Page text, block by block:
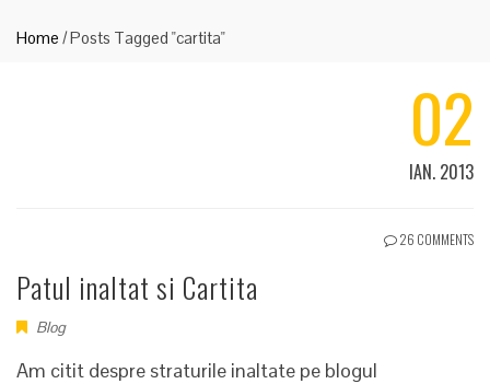
Home /Posts Tagged "cartita"
02
IAN. 2013
26 COMMENTS
Patul inaltat si Cartita
Blog
Am citit despre straturile inaltate pe blogul